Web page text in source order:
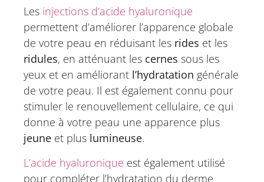
Les injections d’acide hyaluronique
permettent d’améliorer l’apparence globale
de votre peau en réduisant les rides et les
ridules, en atténuant les cernes sous les
yeux et en améliorant l’hydratation générale
de votre peau. Il est également connu pour
stimuler le renouvellement cellulaire, ce qui
donne à votre peau une apparence plus
jeune et plus lumineuse.
L’acide hyaluronique est également utilisé
pour compléter l’hydratation du derme